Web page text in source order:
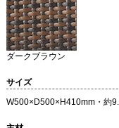
ダークブラウン
サイズ
W500×D500×H410mm・約